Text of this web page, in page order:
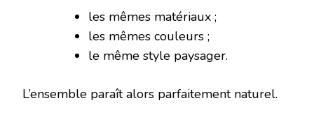
les mêmes matériaux ;
les mêmes couleurs ;
le même style paysager.
L’ensemble paraît alors parfaitement naturel.